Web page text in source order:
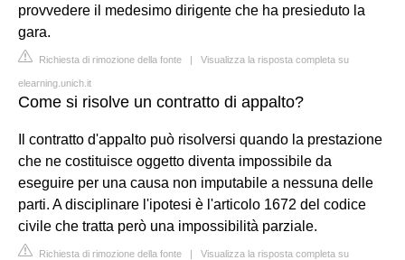
provvedere il medesimo dirigente che ha presieduto la
gara.
Richiesta di rimozione della fonte | Visualizza la risposta completa su
elearning.unich.it
Come si risolve un contratto di appalto?
Il contratto d'appalto può risolversi quando la prestazione
che ne costituisce oggetto diventa impossibile da
eseguire per una causa non imputabile a nessuna delle
parti. A disciplinare l'ipotesi è l'articolo 1672 del codice
civile che tratta però una impossibilità parziale.
Richiesta di rimozione della fonte | Visualizza la risposta completa su